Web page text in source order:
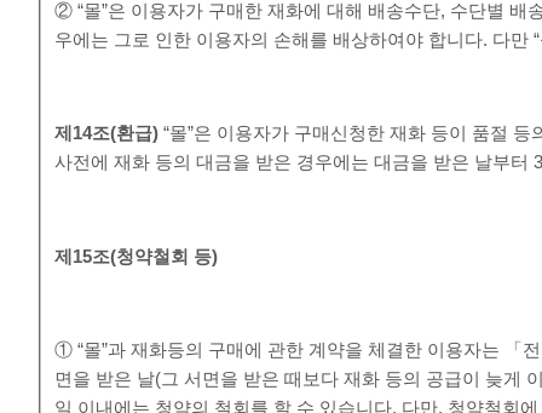
② “몰”은 이용자가 구매한 재화에 대해 배송수단, 수단별 배
우에는 그로 인한 이용자의 손해를 배상하여야 합니다. 다만
제 14조(환급)“몰”은 이용자가 구매신청한 재화 등이 품절
사전에 재화 등의 대금을 받은 경우에는 대금을 받은 날부
제15조(청약철회 등)
① “몰”과 재화등의 구매에 관한 계약을 체결한 이용자는 「
면을 받은 날(그 서면을 받은 때보다 재화 등의 공급이 늦게
일 이내에는 청약의 철회를 할 수 있습니다. 다만, 청약철회